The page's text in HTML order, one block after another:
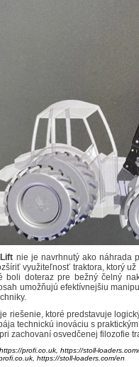
nie je navrhnutý ako náhrada
využiteľnosť traktora, ktorý
boli doteraz pre bežný čelný
umožňujú efektívnejšiu
riešenie, ktoré predstavuje
technickú inováciu s
zachovaní osvedčenej filozofie
https://profi.co.uk, https://stoll-
https://stoll-loaders.com/en